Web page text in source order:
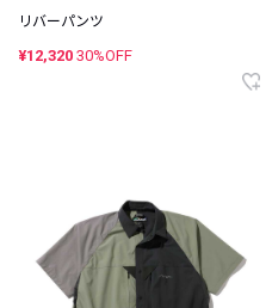
リバーパンツ
¥12,320 30%OFF